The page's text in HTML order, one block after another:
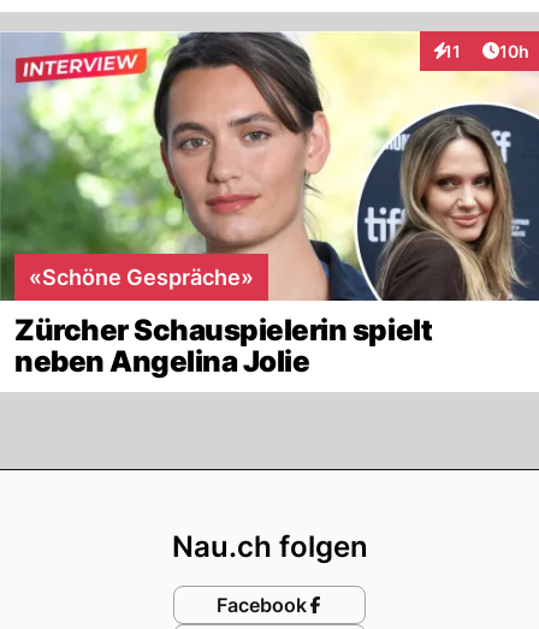
11
Interaktionen
10h
«Schöne Gespräche»
Zürcher Schauspielerin spielt
neben Angelina Jolie
Nau.ch folgen
Facebook